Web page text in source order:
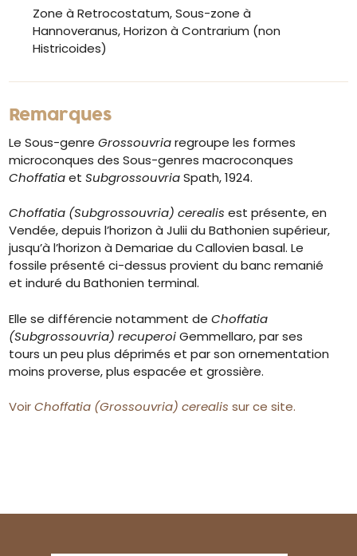
Zone à Retrocostatum, Sous-zone à
Hannoveranus, Horizon à Contrarium (non
Histricoides)
Remarques
Le Sous-genreGrossouvriaregroupe les formes
microconques des Sous-genres macroconques
ChoffatiaetSubgrossouvriaSpath, 1924.
Choffatia (Subgrossouvria) cerealis est présente, en
Vendée, depuis l’horizon à Julii du Bathonien supérieur,
jusqu’à l’horizon à Demariae du Callovien basal. Le
fossile présenté ci-dessus provient du banc remanié
et induré du Bathonien terminal.
Elle se différencie notamment deChoffatia
(Subgrossouvria) recuperoiGemmellaro, par ses
tours un peu plus déprimés et par son ornementation
moins proverse, plus espacée et grossière.
VoirChoffatia (Grossouvria) cerealis sur ce site.